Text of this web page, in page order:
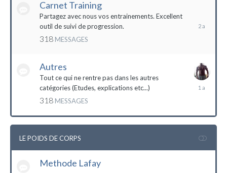
Carnet Training
Partagez avec nous vos entrainements. Excellent
outil de suivi de progression.
318 MESSAGES
2022
Autres
Tout ce qui ne rentre pas dans les autres
catégories (Etudes, explications etc...)
318 MESSAGES
10
LE POIDS DE CORPS
Methode Lafay